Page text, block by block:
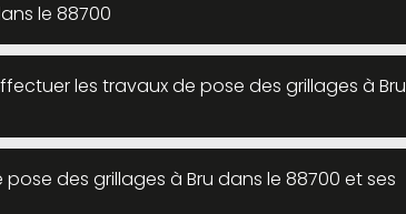
le 88700
les travaux de pose des grillages à Bru
pose des grillages à Bru dans le 88700 et ses